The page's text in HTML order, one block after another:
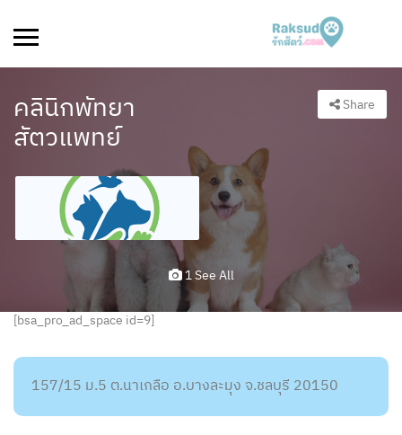
คลินิกพัทยา
สัตวแพทย์
Share
1 See All
[bsa_pro_ad_space id=9]
157/15 ม.5 ต.นาเกลือ อ.บางละมุง จ.ชลบุรี 20150